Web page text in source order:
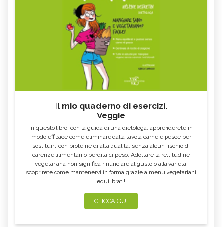
Il mio quaderno di esercizi.
Veggie
In questo libro, con la guida di una dietologa, apprenderete in
modo efficace come eliminare dalla tavola carne e pesce per
sostituirli con proteine di alta qualità, senza alcun rischio di
carenze alimentari o perdita di peso. Adottare la rettitudine
vegetariana non significa rinunciare al gusto o alla varietà:
scoprirete come mantenervi in forma grazie a menu vegetariani
equilibrati!
CLICCA QUI